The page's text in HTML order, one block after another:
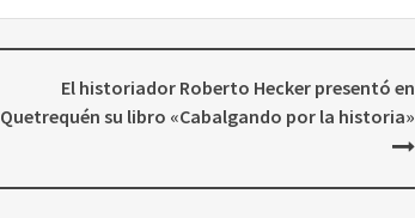
El historiador Roberto Hecker presentó en
Quetrequén su libro «Cabalgando por la historia»